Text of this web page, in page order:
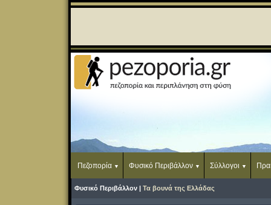
Πεζοπορία Φυσικό Περιβάλλον Σύλλογοι
Φυσικό Περιβάλλον | Τα βουνά της Ελλάδας